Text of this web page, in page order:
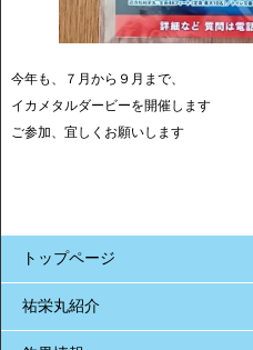
今年も、７月から９月まで、
イカメタルダービーを開催します
ご参加、宜しくお願いします
トップページ
祐栄丸紹介